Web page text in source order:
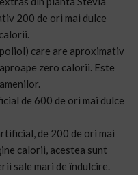
200 de ori mai dulce
care are aproximativ
zero calorii. Este
de 600 de ori mai dulce
de 200 de ori mai
calorii, acestea sunt
sale mari de îndulcire.